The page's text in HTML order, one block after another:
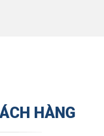
HÀNG